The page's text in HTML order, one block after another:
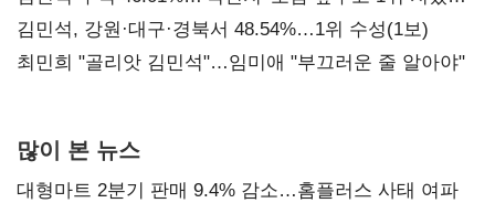
(2보)
김민석, 강원·대구·경북서 48.54%…1위 수성(1보)
최민희 "골리앗 김민석"…임미애 "부끄러운 줄 알아야"
많이 본 뉴스
대형마트 2분기 판매 9.4% 감소…홈플러스 사태 여파